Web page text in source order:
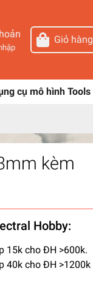
Giỏ hàng
cụ mô hình Tools
kèm
Hobby:
15k cho ĐH >600k.
40k cho ĐH >1200k